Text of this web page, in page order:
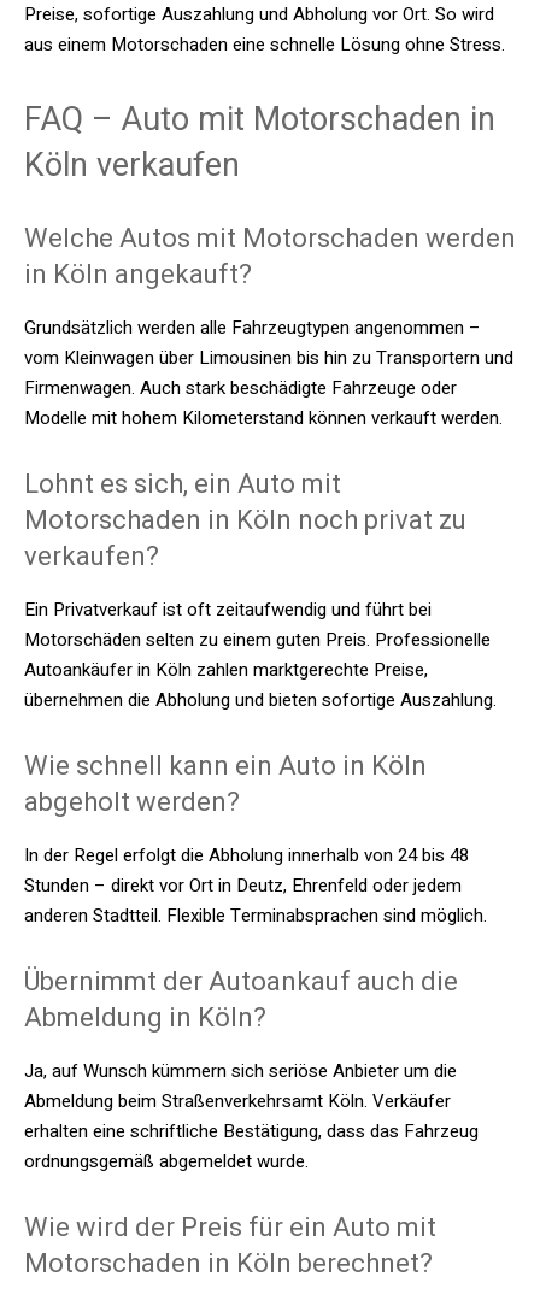
Preise, sofortige Auszahlung und Abholung vor Ort. So wird
aus einem Motorschaden eine schnelle Lösung ohne Stress.
FAQ – Auto mit Motorschaden in
Köln verkaufen
Welche Autos mit Motorschaden werden
in Köln angekauft?
Grundsätzlich werden alle Fahrzeugtypen angenommen –
vom Kleinwagen über Limousinen bis hin zu Transportern und
Firmenwagen. Auch stark beschädigte Fahrzeuge oder
Modelle mit hohem Kilometerstand können verkauft werden.
Lohnt es sich, ein Auto mit
Motorschaden in Köln noch privat zu
verkaufen?
Ein Privatverkauf ist oft zeitaufwendig und führt bei
Motorschäden selten zu einem guten Preis. Professionelle
Autoankäufer in Köln zahlen marktgerechte Preise,
übernehmen die Abholung und bieten sofortige Auszahlung.
Wie schnell kann ein Auto in Köln
abgeholt werden?
In der Regel erfolgt die Abholung innerhalb von 24 bis 48
Stunden – direkt vor Ort in Deutz, Ehrenfeld oder jedem
anderen Stadtteil. Flexible Terminabsprachen sind möglich.
Übernimmt der Autoankauf auch die
Abmeldung in Köln?
Ja, auf Wunsch kümmern sich seriöse Anbieter um die
Abmeldung beim Straßenverkehrsamt Köln. Verkäufer
erhalten eine schriftliche Bestätigung, dass das Fahrzeug
ordnungsgemäß abgemeldet wurde.
Wie wird der Preis für ein Auto mit
Motorschaden in Köln berechnet?